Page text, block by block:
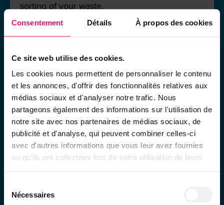
Consentement Détails À propos des cookies
Ce site web utilise des cookies.
Les cookies nous permettent de personnaliser le contenu
et les annonces, d'offrir des fonctionnalités relatives aux
médias sociaux et d'analyser notre trafic. Nous
partageons également des informations sur l'utilisation de
notre site avec nos partenaires de médias sociaux, de
publicité et d'analyse, qui peuvent combiner celles-ci
avec d'autres informations que vous leur avez fournies
ou qu'ils ont collectées lors de votre utilisation de leurs
Nécessaires
sorting of your waste.
12th Aug to 14th Aug
12th Aug to 14th Aug